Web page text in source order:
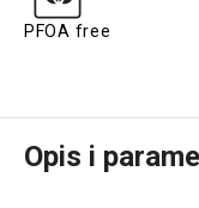
PFOA free
Opis i